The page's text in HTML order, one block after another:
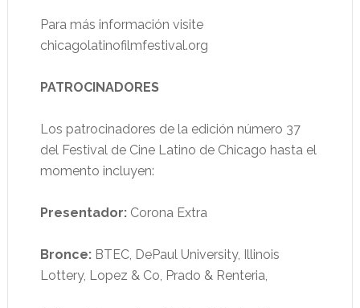
Para más información visite
chicagolatinofilmfestival.org
PATROCINADORES
Los patrocinadores de la edición número 37
del Festival de Cine Latino de Chicago hasta el
momento incluyen:
Presentador:Corona Extra
Bronce:BTEC, DePaul University, Illinois
Lottery, Lopez & Co, Prado & Renteria,